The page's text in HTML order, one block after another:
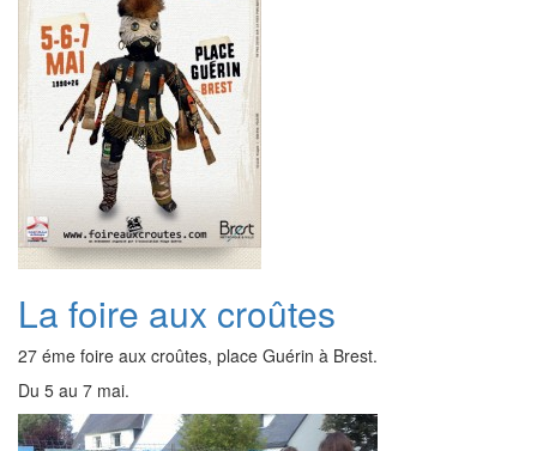
La foire aux croûtes
27 éme foire aux croûtes, place Guérin à Brest.
Du 5 au 7 mai.